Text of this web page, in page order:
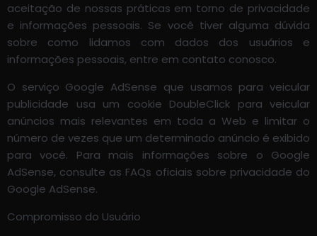
aceitação de nossas práticas em torno de privacidade
e informações pessoais. Se você tiver alguma dúvida
sobre como lidamos com dados dos usuários e
informações pessoais, entre em contato conosco.
O serviço Google AdSense que usamos para veicular
publicidade usa um cookie DoubleClick para veicular
anúncios mais relevantes em toda a Web e limitar o
número de vezes que um determinado anúncio é exibido
para você. Para mais informações sobre o Google
AdSense, consulte as FAQs oficiais sobre privacidade do
Google AdSense.
Compromisso do Usuário